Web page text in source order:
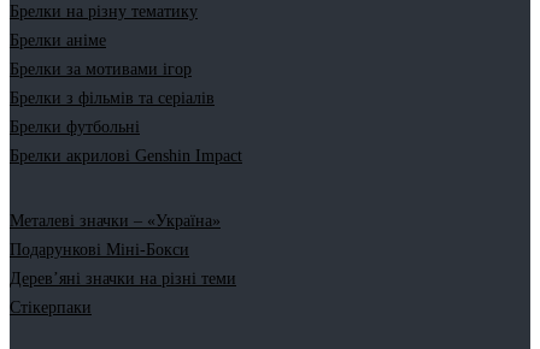
Брелки на різну тематику
Брелки аніме
Брелки за мотивами ігор
Брелки з фільмів та серіалів
Брелки футбольні
Брелки акрилові Genshin Impact
Металеві значки – «Україна»
Подарункові Міні-Бокси
Дерев’яні значки на різні теми
Стікерпаки